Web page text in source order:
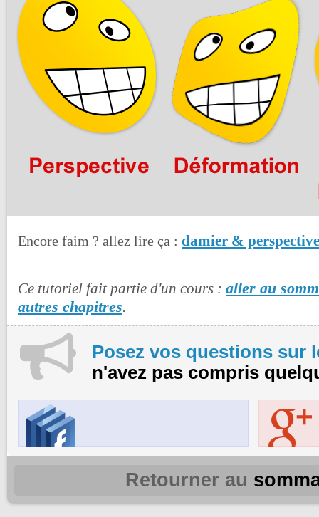
Encore faim ? allez lire ça : damier & perspective
Ce tutoriel fait partie d'un cours : aller au
autres chapitres.
Posez vos questions sur
n'avez pas compris
Retourner au